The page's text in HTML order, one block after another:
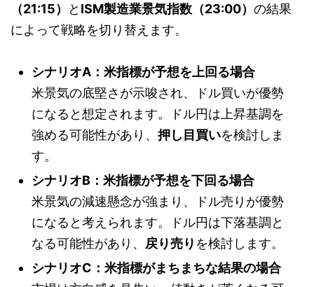
（21:15）
と ISM製造業景気指数（23:00） の結果
によって戦略を切り替えます。
シナリオA：米指標が予想を上回る場合
米景気の底堅さが示唆され、ドル買いが優勢
になると想定されます。ドル円は上昇基調を
強める可能性があり、 押し目買いを検討しま
す。
シナリオB：米指標が予想を下回る場合
米景気の減速懸念が強まり、ドル売りが優勢
になると考えられます。ドル円は下落基調と
なる可能性があり、 戻り売り を検討します。
シナリオC：米指標がまちまちな結果の場合